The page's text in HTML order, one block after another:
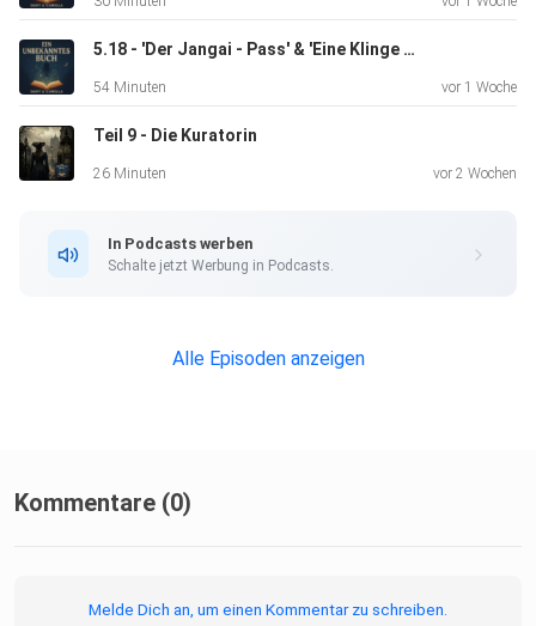
https://discord.gg/fjKwDhunEf
Und hier zu Instagram
5.18 - 'Der Jangai - Pass' & 'Eine Klinge zum Geschenk' - Das Rad der Zeit 5
54 Minuten vor 1 Woche
Teil 9 - Die Kuratorin
26 Minuten vor 2 Wochen
In Podcasts werben
Schalte jetzt Werbung in Podcasts.
Alle Episoden anzeigen
Kommentare (0)
Melde Dich an, um einen Kommentar zu schreiben.